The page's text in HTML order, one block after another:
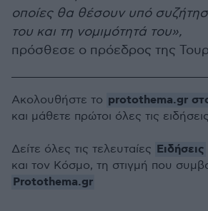
οποίες θα θέσουν υπό
του και τη νομιμότητά του»,
πρόσθεσε ο πρόεδρος της
Ακολουθήστε το protothema.gr
και μάθετε πρώτοι όλες τις ειδήσεις
Δείτε όλες τις τελευταίες Ειδήσεις
και τον Κόσμο, τη στιγμή που
Protothema.gr